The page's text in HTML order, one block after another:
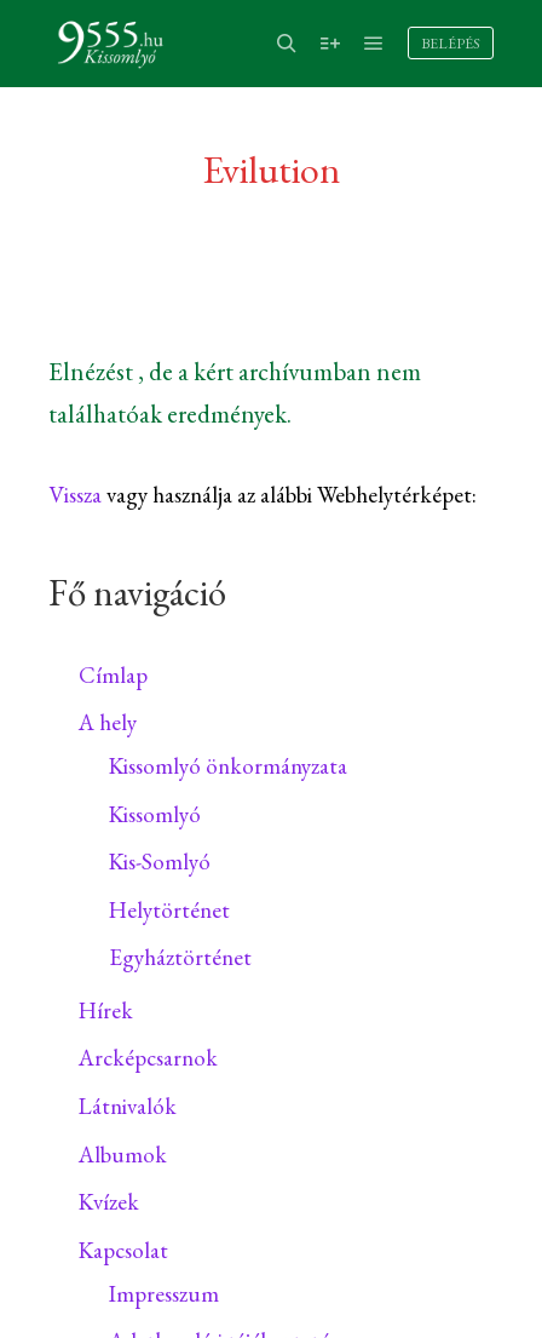
BELÉPÉS
Evilution
Elnézést , de a kért archívumban nem
találhatóak eredmények.
Visszavagy használja az alábbi Webhelytérképet:
Fő navigáció
Címlap
A hely
Kissomlyó önkormányzata
Kissomlyó
Kis-Somlyó
Helytörténet
Egyháztörténet
Hírek
Arcképcsarnok
Látnivalók
Albumok
Kvízek
Kapcsolat
Impresszum